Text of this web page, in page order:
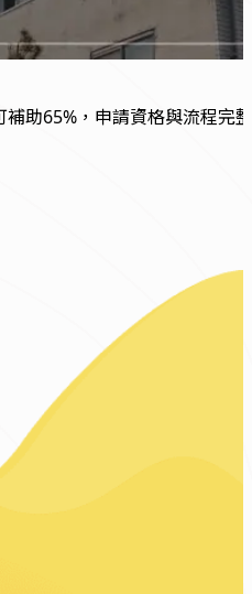
助65%，申請資格與流程完